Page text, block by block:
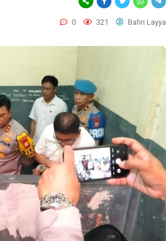
0 321 Bahri Layya